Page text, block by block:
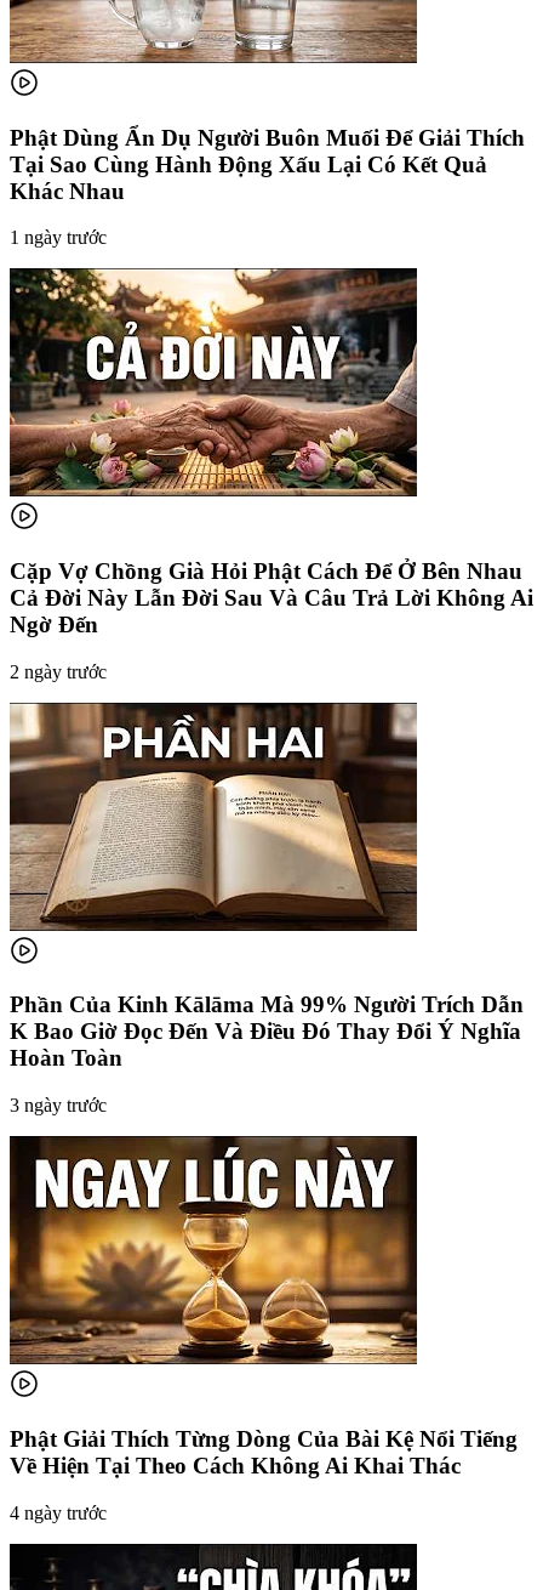
Phật Dùng Ẩn Dụ Người Buôn Muối Để Giải Thích
Tại Sao Cùng Hành Động Xấu Lại Có Kết Quả
Khác Nhau
1 ngày trước
Cặp Vợ Chồng Già Hỏi Phật Cách Để Ở Bên Nhau
Cả Đời Này Lẫn Đời Sau Và Câu Trả Lời Không Ai
Ngờ Đến
2 ngày trước
Phần Của Kinh Kālāma Mà 99% Người Trích Dẫn
K Bao Giờ Đọc Đến Và Điều Đó Thay Đổi Ý Nghĩa
Hoàn Toàn
3 ngày trước
Phật Giải Thích Từng Dòng Của Bài Kệ Nổi Tiếng
Về Hiện Tại Theo Cách Không Ai Khai Thác
4 ngày trước